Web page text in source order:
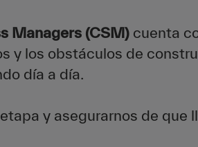
Managers (CSM) cuenta
y los obstáculos de
día a día.
y asegurarnos de que